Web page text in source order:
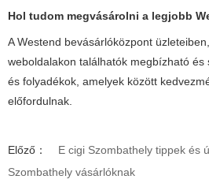
Hol tudom megvásárolni a legjobb
A Westend bevásárlóközpont
weboldalakon találhatók megbízható és
és folyadékok, amelyek között
előfordulnak.
Előző：
E cigi Szombathely tippek és
Szombathely vásárlóknak